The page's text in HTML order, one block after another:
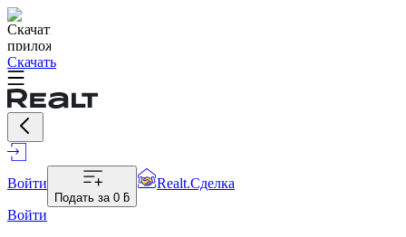
Скачать
Войти
Подать за 0 ƃ
Realt.Сделка
Войти